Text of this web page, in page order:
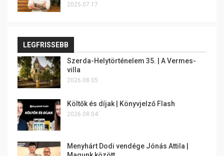
2025.07.17.
LEGFRISSEBB
Szerda-Helytörténelem 35. | A Vermes-
villa
2026.08.05.
Költők és díjak | Könyvjelző Flash
2026.08.04.
Menyhárt Dodi vendége Jónás Attila |